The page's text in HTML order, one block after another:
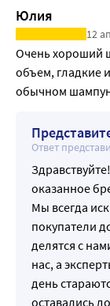
Юлия
12
Очень хороший
объем, гладкие
обычном
Ответ
оказанное
Мы всегда
покупатели
делятся с
нас, а
день
оставались